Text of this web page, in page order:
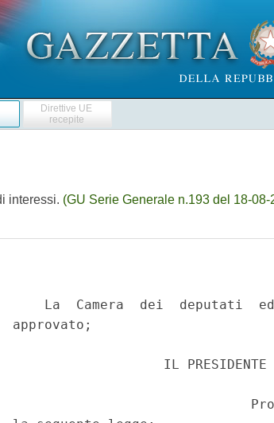
Direttive UE
recepite
interessi. (GU Serie Generale n.193 del 18-08-